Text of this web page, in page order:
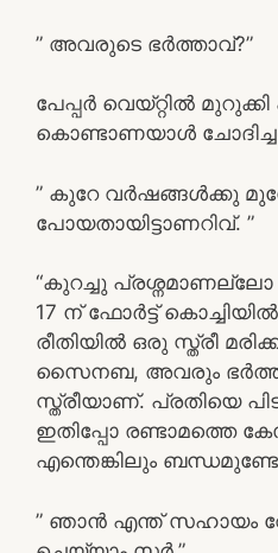
” അവരുടെ ഭർത്താവ്?”
പേപ്പർ വെയ്റ്റിൽ മുറുക്കി
കൊണ്ടാണയാൾ
” കുറേ വർഷങ്ങൾക്കു
പോയതായിട്ടാണറിവ്. ”
“കുറച്ചു പ്രശ്നമാണല്ലോ
17 ന് ഫോർട്ട്
രീതിയിൽ ഒരു സ്ത്രീ
സൈനബ, അവരും
സ്ത്രീയാണ്. പ്രതിയെ
ഇതിപ്പോ രണ്ടാമത്തെ
എന്തെങ്കിലും
” ഞാൻ എന്ത് സഹായം